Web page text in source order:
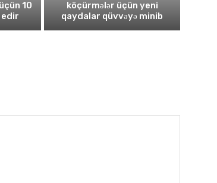
10
edir
köçürmələr üçün yeni
qaydalar qüvvəyə minib